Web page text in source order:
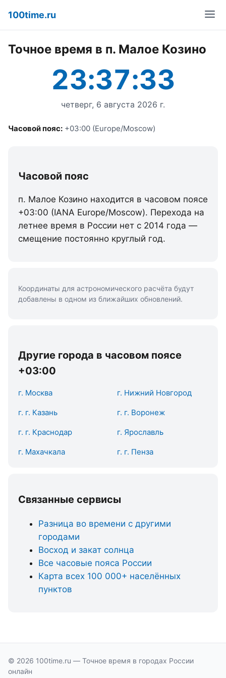
100time.ru
Точное время в п. Малое Козино
23:37:33
четверг, 6 августа 2026 г.
Часовой пояс: +03:00 (Europe/Moscow)
Часовой пояс
п. Малое Козино находится в часовом поясе
+03:00 (IANA Europe/Moscow). Перехода на
летнее время в России нет с 2014 года —
смещение постоянно круглый год.
Координаты для астрономического расчёта будут
добавлены в одном из ближайших обновлений.
Другие города в часовом поясе
+03:00
г. Москва г. Нижний Новгород
г. г. Казань г. г. Воронеж
г. г. Краснодар г. Ярославль
г. Махачкала г. г. Пенза
Связанные сервисы
Разница во времени с другими
городами
Восход и закат солнца
Все часовые пояса России
Карта всех 100 000+ населённых
пунктов
© 2026 100time.ru — Точное время в городах России
онлайн